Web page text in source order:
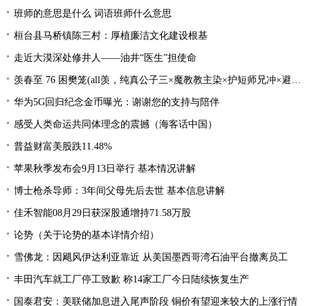
班师的意思是什么 词语班师什么意思
桓台县马桥镇陈三村：厚植廉洁文化建设根基
走近大漠深处修井人——油井“医生”担使命
羡春至 76 困樊笼(all羡，纯真公子三×魔教教主染×护短师兄冲×避世温柔影×贪财白莲羡）
华为5G回归纪念金币曝光：谢谢您的支持与陪伴
感受人类命运共同体理念的震撼（海客话中国）
普益财富美股跌11.48%
苹果秋季发布会9月13日举行 基本情况讲解
博士枪杀导师：3年间父母先后去世 基本信息讲解
佳禾智能08月29日获深股通增持71.58万股
论势（关于论势的基本详情介绍）
雪佛龙：因飓风伊达利亚靠近 从美国墨西哥湾石油平台撤离员工
丰田汽车就工厂停工致歉 称14家工厂今日陆续恢复生产
国泰君安：美联储加息进入尾声阶段 铜价有望迎来较大的上涨行情